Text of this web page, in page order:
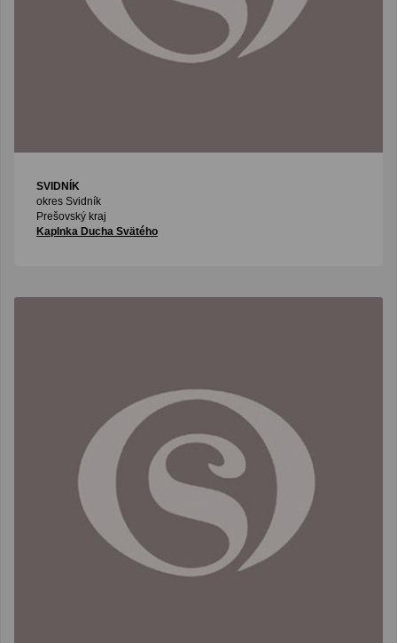
SVIDNÍK
okres Svidník
Prešovský kraj
Kaplnka Ducha Svätého